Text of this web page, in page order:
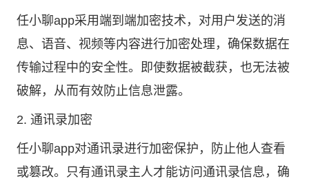
任小聊app采用端到端加密技术，对用户发送的消
息、语音、视频等内容进行加密处理，确保数据在
传输过程中的安全性。即使数据被截获，也无法被
破解，从而有效防止信息泄露。
2. 通讯录加密
任小聊app对通讯录进行加密保护，防止他人查看
或篡改。只有通讯录主人才能访问通讯录信息，确